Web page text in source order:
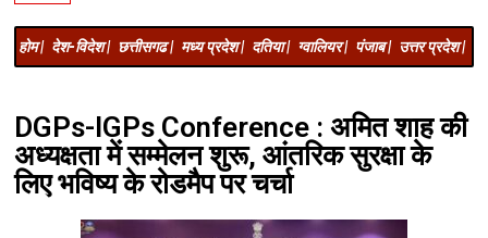
होम | देश-विदेश | छत्तीसगढ | मध्य प्रदेश | दतिया | ग्वालियर | पंजाब | उत्तर प्रदेश |
DGPs-IGPs Conference : अमित शाह की
अध्यक्षता में सम्मेलन शुरू, आंतरिक सुरक्षा के
लिए भविष्य के रोडमैप पर चर्चा